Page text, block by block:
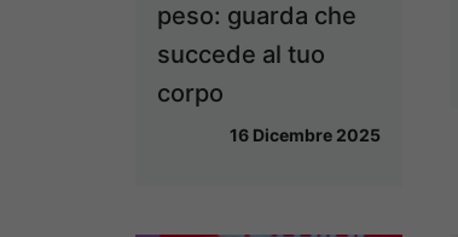
peso: guarda che
succede al tuo
corpo
16 Dicembre 2025